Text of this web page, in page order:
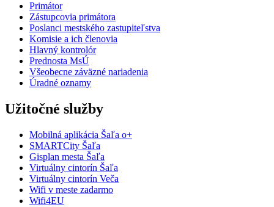
Primátor
Zástupcovia primátora
Poslanci mestského zastupiteľstva
Komisie a ich členovia
Hlavný kontrolór
Prednosta MsÚ
Všeobecne záväzné nariadenia
Úradné oznamy
Užitočné služby
Mobilná aplikácia Šaľa o+
SMARTCity Šaľa
Gisplan mesta Šaľa
Virtuálny cintorín Šaľa
Virtuálny cintorín Veča
Wifi v meste zadarmo
Wifi4EU